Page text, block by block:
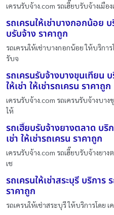
เครนรับจ้าง.com รถเฮี๊ยบรับจ้างเมือ
รถเครนให้เช่าบางกอกน้อย
บรับจ้าง ราคาถูก
รถเครนให้เช่าบางกอกน้อย ให้บริกา
รับจ
รถเครนรับจ้างบางขุนเทียน
ให้เช่า ให้เช่ารถเครน ราคาถูก
เครนรับจ้าง.com รถเครนรับจ้างบา
ให้
รถเฮี๊ยบรับจ้างยางตลาด บริ
เช่า ให้เช่ารถเครน ราคาถูก
เครนรับจ้าง.com รถเฮี๊ยบรับจ้างยาง
เช
รถเครนให้เช่าสระบุรี บริการ
ราคาถูก
รถเครนให้เช่าสระบุรี ให้บริการโดย